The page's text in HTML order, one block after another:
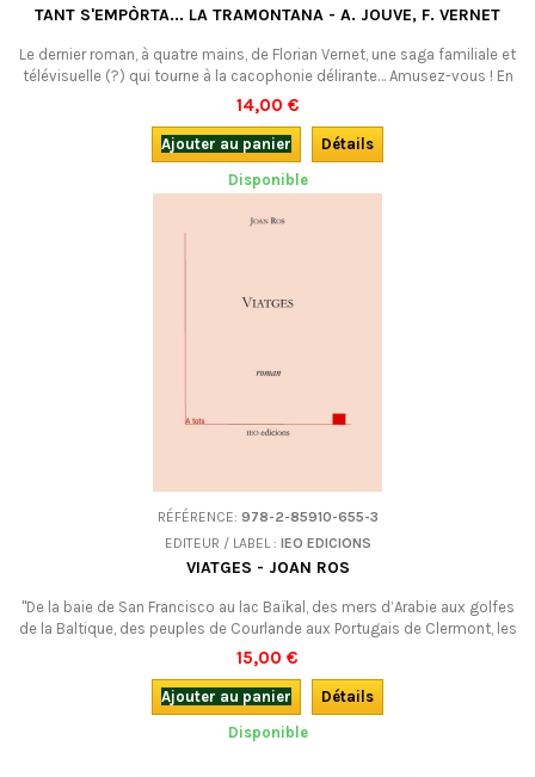
TANT S'EMPÒRTA... LA TRAMONTANA - A. JOUVE, F. VERNET
Le dernier roman, à quatre mains, de Florian Vernet, une saga familiale et
télévisuelle (?) qui tourne à la cacophonie délirante… Amusez-vous ! En
occitan (languedocien).
14,00 €
Ajouter au panier
Détails
Disponible
RÉFÉRENCE: 978-2-85910-655-3
EDITEUR / LABEL : IEO EDICIONS
VIATGES - JOAN ROS
"De la baie de San Francisco au lac Baïkal, des mers d’Arabie aux golfes
de la Baltique, des peuples de Courlande aux Portugais de Clermont, les
voyages lui avaient fait rencontrer tant de gens différents qu’il s'en
rassasia la mémoire…" C’est ainsi que Jean Roux parle de son narrateur.
Voici son nouveau recueil de récits, inspiré de ses voyages en...
15,00 €
Ajouter au panier
Détails
Disponible